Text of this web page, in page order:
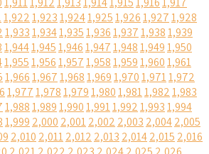
1,9221,9231,9241,9251,9261,9271,928
1,9331,9341,9351,9361,9371,9381,939
1,9441,9451,9461,9471,9481,9491,950
1,9551,9561,9571,9581,9591,9601,961
1,9661,9671,9681,9691,9701,9711,972
1,9771,9781,9791,9801,9811,9821,983
1,9881,9891,9901,9911,9921,9931,994
1,999 2,000 2,0012,002 2,003 2,0042,005
2,010 2,0112,012 2,013 2,0142,015 2,016